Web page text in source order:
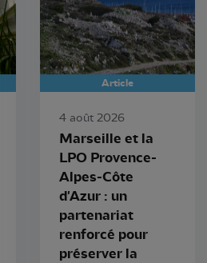
Article
4 août 2026
Marseille et la
LPO Provence-
Alpes-Côte
d'Azur : un
partenariat
renforcé pour
préserver la